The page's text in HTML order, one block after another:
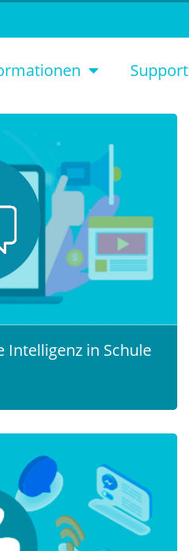
Support
Intelligenz in Schule